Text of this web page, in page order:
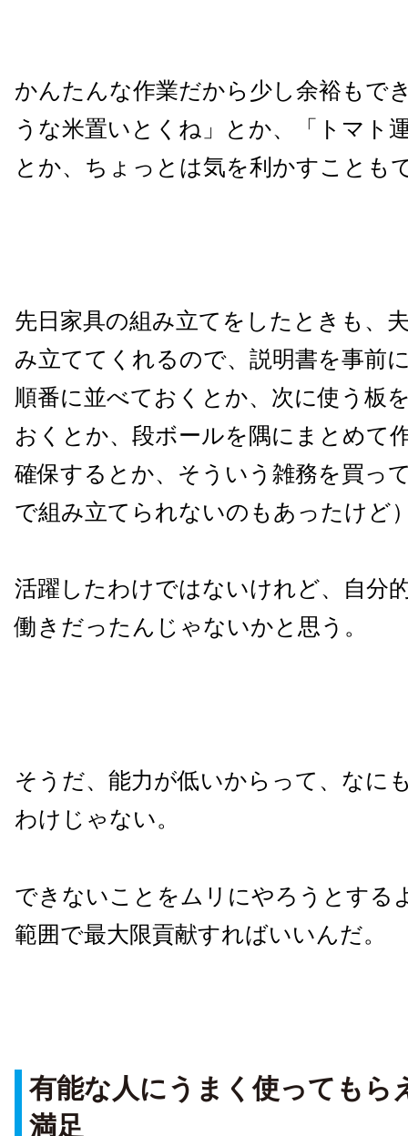
かんたんな作業だから少し余裕もで
うな米置いとくね」とか、「トマト
とか、ちょっとは気を利かすことも
先日家具の組み立てをしたときも、
み立ててくれるので、説明書を事前
順番に並べておくとか、次に使う板
おくとか、段ボールを隅にまとめて
確保するとか、そういう雑務を買っ
で組み立てられないのもあったけど
活躍したわけではないけれど、自分
働きだったんじゃないかと思う。
そうだ、能力が低いからって、なに
わけじゃない。
できないことをムリにやろうとする
範囲で最大限貢献すればいいんだ。
有能な人にうまく使ってもら
満足